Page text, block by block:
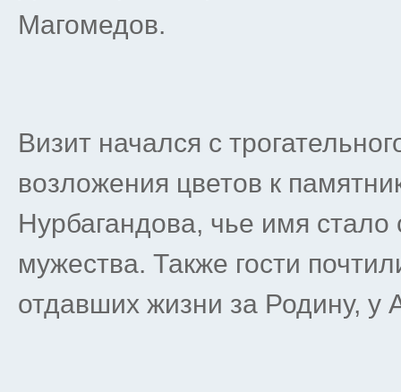
Магомедов.
Визит начался с
возложения цветов к
Нурбагандова, чье имя
мужества. Также гости
отдавших жизни за Родину, у